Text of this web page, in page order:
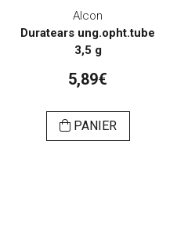
Alcon
Duratears ung.opht.tube
3,5 g
5,89€
PANIER